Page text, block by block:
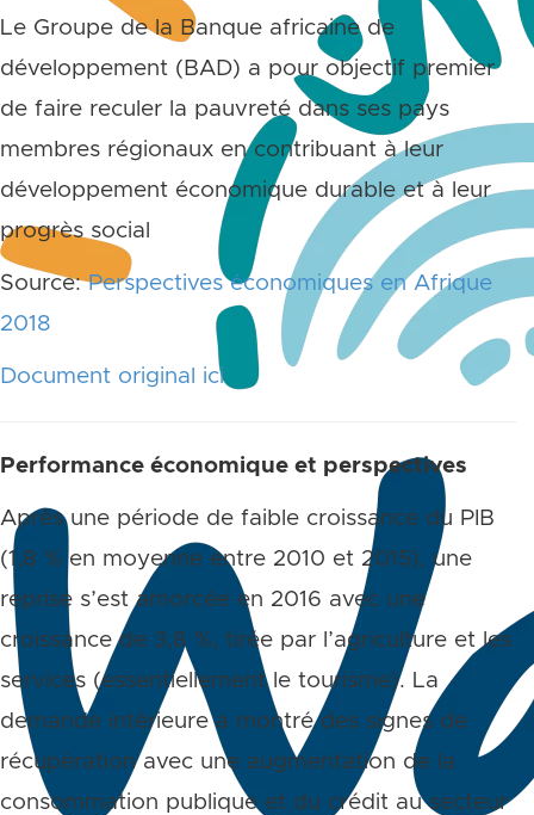
Le Groupe de la Banque africaine de
développement (BAD) a pour objectif premier
de faire reculer la pauvreté dans ses pays
membres régionaux en contribuant à leur
développement économique durable et à leur
progrès social
Source:Perspectives économiques en Afrique
2018
Document original ici
Performance économique et perspectives
Après une période de faible croissance du PIB
(1,8 % en moyenne entre 2010 et 2015), une
reprise s’est amorcée en 2016 avec une
croissance de 3,8 %, tirée par l’agriculture et les
services (essentiellement le tourisme). La
demande intérieure a montré des signes de
récupération avec une augmentation de la
consommation publique et du crédit au secteur